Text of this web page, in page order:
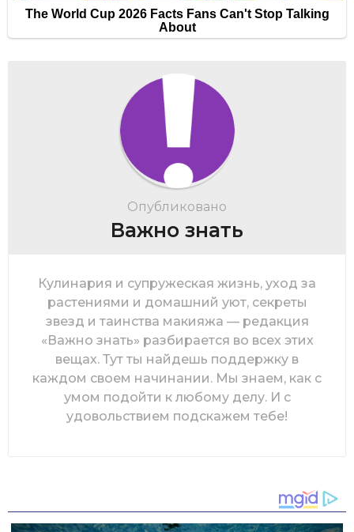
Опубликовано
Важно знать
Кулинария и супружеская жизнь, уход за
растениями и домашний уют, секреты
звезд и таинства макияжа — редакция
«Важно знать» разбирается во всех этих
вещах. Тут ты найдешь поддержку в
каждом своем начинании. Мы знаем, как с
умом подойти к любому делу. И с
удовольствием подскажем тебе!